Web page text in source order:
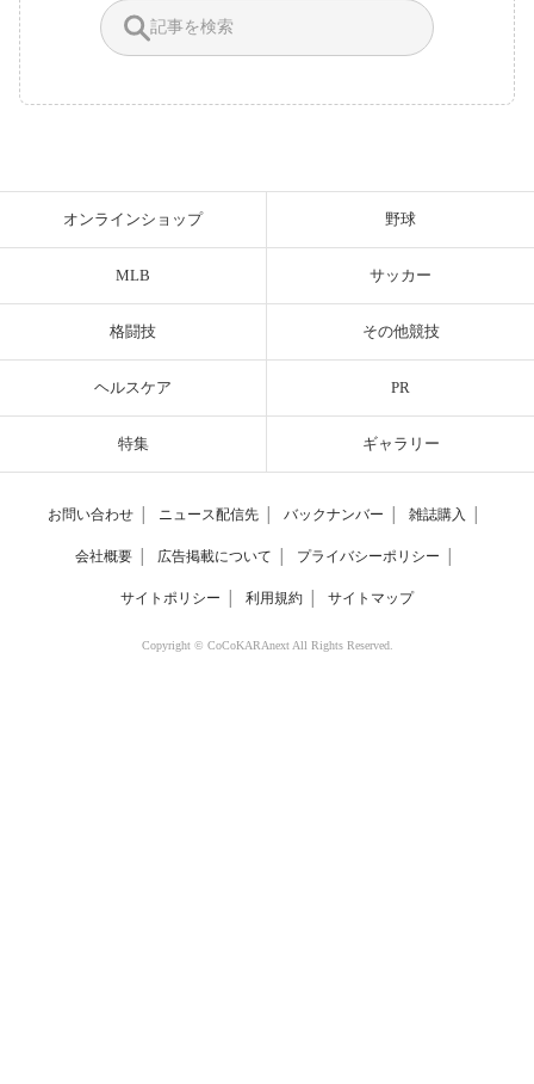
オンラインショップ 野球
MLB サッカー
格闘技 その他競技
ヘルスケア PR
特集 ギャラリー
お問い合わせ ニュース配信先 バックナンバー 雑誌購入
会社概要 広告掲載について プライバシーポリシー
サイトポリシー 利用規約 サイトマップ
Copyright © CoCoKARAnext All Rights Reserved.